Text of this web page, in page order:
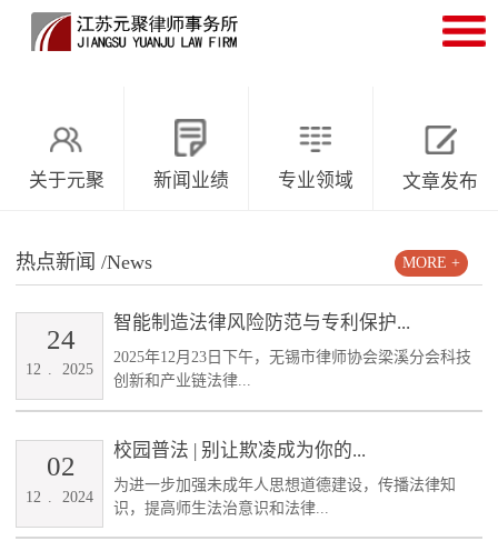
关于元聚 新闻业绩 专业领域 文章发布
热点新闻 /News
智能制造法律风险防范与专利保护...
2025年12月23日下午，无锡市律师协会梁溪分会科技
创新和产业链法律...
12 . 2025
24
校园普法 | 别让欺凌成为你的...
为进一步加强未成年人思想道德建设，传播法律知
识，提高师生法治意识和法律...
12 2024
02
MORE +